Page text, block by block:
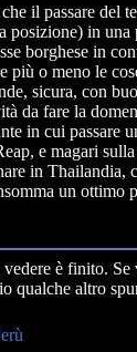
il passare del
posizione) in una
borghese in
più o meno le
sicura, con
da fare la
in cui passare
e magari sulla
in Thailandia,
un ottimo
è finito. Se
qualche altro